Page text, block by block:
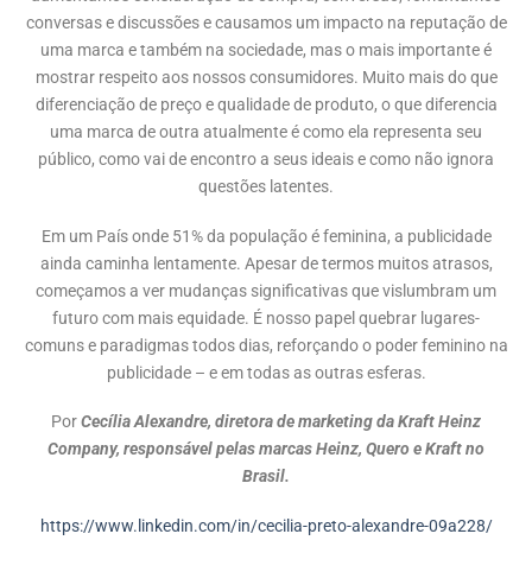
conversas e discussões e causamos um impacto na reputação de
uma marca e também na sociedade, mas o mais importante é
mostrar respeito aos nossos consumidores. Muito mais do que
diferenciação de preço e qualidade de produto, o que diferencia
uma marca de outra atualmente é como ela representa seu
público, como vai de encontro a seus ideais e como não ignora
questões latentes.
Em um País onde 51% da população é feminina, a publicidade
ainda caminha lentamente. Apesar de termos muitos atrasos,
começamos a ver mudanças significativas que vislumbram um
futuro com mais equidade. É nosso papel quebrar lugares-
comuns e paradigmas todos dias, reforçando o poder feminino na
publicidade – e em todas as outras esferas.
PorCecília Alexandre, diretora de marketing da Kraft Heinz
Company, responsável pelas marcas Heinz, Quero e Kraft no
Brasil.
https://www.linkedin.com/in/cecilia-preto-alexandre-09a228/